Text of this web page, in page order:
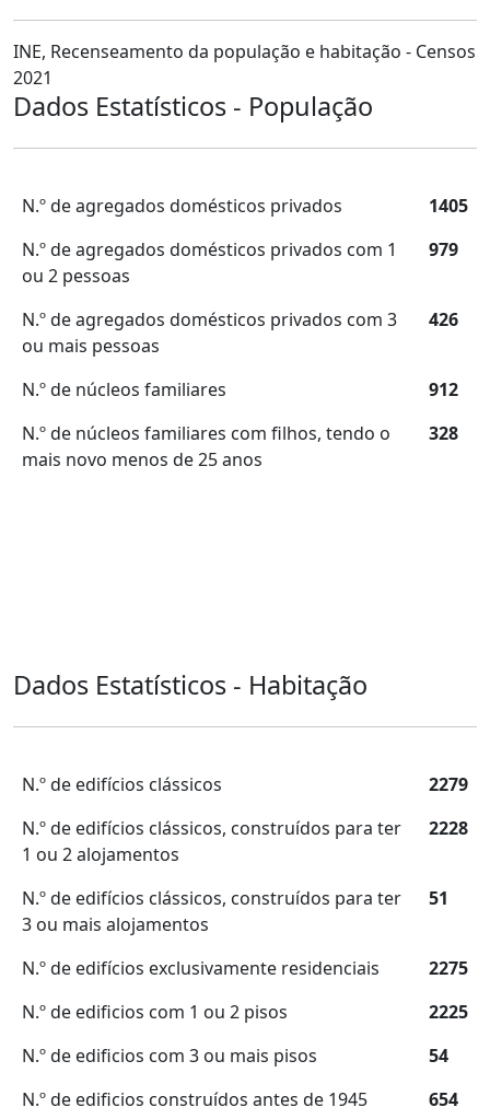
INE, Recenseamento da população e habitação - Censos
2021
Dados Estatísticos - População
N.º de agregados domésticos privados
1405
N.º de agregados domésticos privados com 1
ou 2 pessoas
979
N.º de agregados domésticos privados com 3
ou mais pessoas
426
N.º de núcleos familiares
912
N.º de núcleos familiares com filhos, tendo o
mais novo menos de 25 anos
328
Dados Estatísticos - Habitação
N.º de edifícios clássicos
2279
N.º de edifícios clássicos, construídos para ter
1 ou 2 alojamentos
2228
N.º de edifícios clássicos, construídos para ter
3 ou mais alojamentos
51
N.º de edifícios exclusivamente residenciais
2275
N.º de edificios com 1 ou 2 pisos
2225
N.º de edificios com 3 ou mais pisos
54
N.º de edificios construídos antes de 1945
654